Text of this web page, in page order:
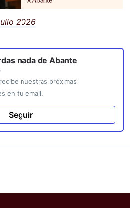
2026
nada de Abante
nuestras próximas
en tu email.
Seguir